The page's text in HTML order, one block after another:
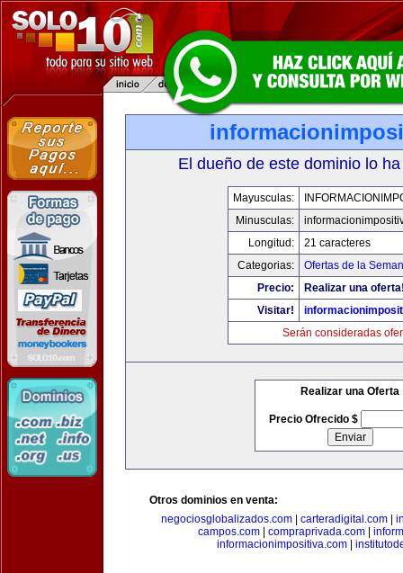
El dueño de este dominio lo
Mayusculas:
Minusculas:
Longitud:
21 caracteres
Categorias:
Ofertas de la
Precio:
Realizar una
Visitar!
Serán consideradas
Realizar una Oferta
Precio Ofrecido $
Otros dominios en venta:
negociosglobalizados.com
carteradigital.com
campos.com
compraprivada.com
informacionimpositiva.com